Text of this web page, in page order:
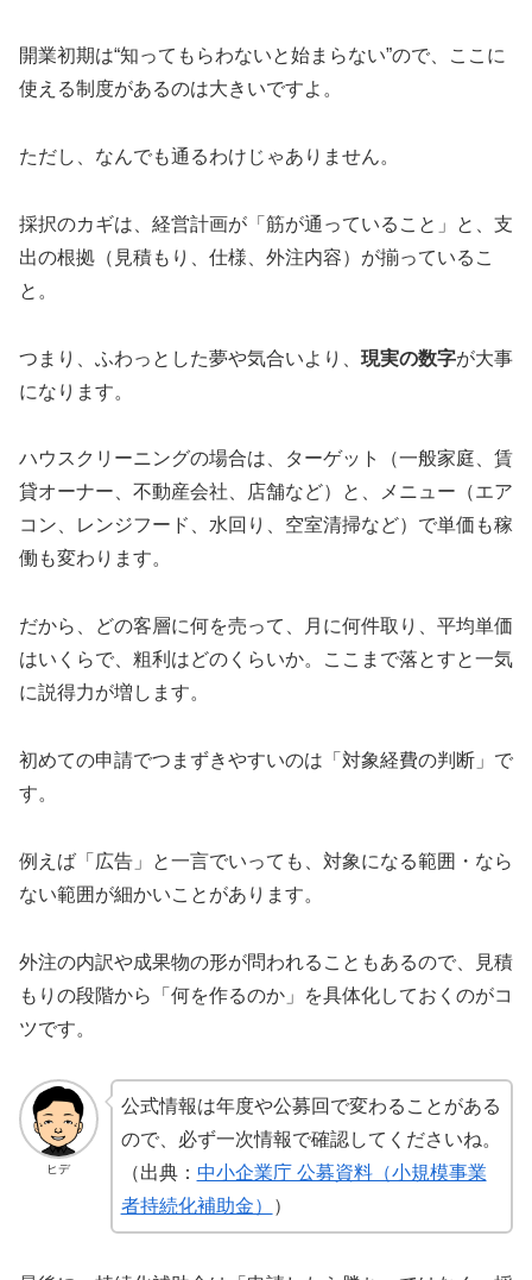
開業初期は“知ってもらわないと始まらない”ので、ここに
使える制度があるのは大きいですよ。
ただし、なんでも通るわけじゃありません。
採択のカギは、経営計画が「筋が通っていること」と、支
出の根拠（見積もり、仕様、外注内容）が揃っているこ
と。
つまり、ふわっとした夢や気合いより、 現実の数字が大事
になります。
ハウスクリーニングの場合は、ターゲット（一般家庭、賃
貸オーナー、不動産会社、店舗など）と、メニュー（エア
コン、レンジフード、水回り、空室清掃など）で単価も稼
働も変わります。
だから、どの客層に何を売って、月に何件取り、平均単価
はいくらで、粗利はどのくらいか。ここまで落とすと一気
に説得力が増します。
初めての申請でつまずきやすいのは「対象経費の判断」 で
す。
例えば「広告」と一言でいっても、対象になる範囲・なら
ない範囲が細かいことがあります。
外注の内訳や成果物の形が問われることもあるので、見積
もりの段階から「何を作るのか」を具体化しておくのがコ
ツです。
ヒデ
公式情報は年度や公募回で変わることがある
ので、必ず一次情報で確認してくださいね。
（出典： 中小企業庁 公募資料（小規模事業
者持続化補助金）
）